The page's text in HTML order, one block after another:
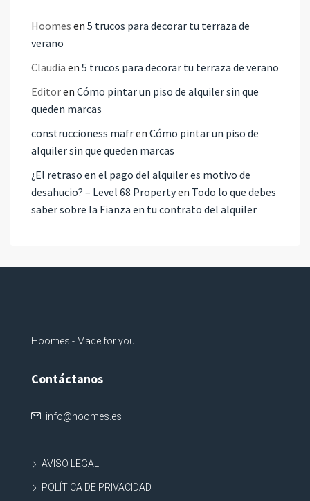
Hoomes en 5 trucos para decorar tu terraza de
verano
Claudia en 5 trucos para decorar tu terraza de verano
Editoren Cómo pintar un piso de alquiler sin que
queden marcas
construccioness mafren Cómo pintar un piso de
alquiler sin que queden marcas
¿El retraso en el pago del alquiler es motivo de
desahucio? – Level 68 Propertyen Todo lo que debes
saber sobre la Fianza en tu contrato del alquiler
Hoomes - Made for you
Contáctanos
info@hoomes.es
AVISO LEGAL
POLÍTICA DE PRIVACIDAD